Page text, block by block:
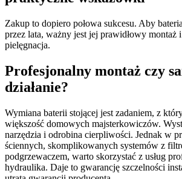
Zakup to dopiero połowa sukcesu. Aby
przez lata, ważny jest jej prawidłowy montaż
pielęgnacja.
Profesjonalny montaż czy
działanie?
Wymiana baterii stojącej jest zadaniem, z
większość domowych majsterkowiczów.
narzędzia i odrobina cierpliwości. Jednak w
ściennych, skomplikowanych systemów z
podgrzewaczem, warto skorzystać z usług
hydraulika. Daje to gwarancję szczelności